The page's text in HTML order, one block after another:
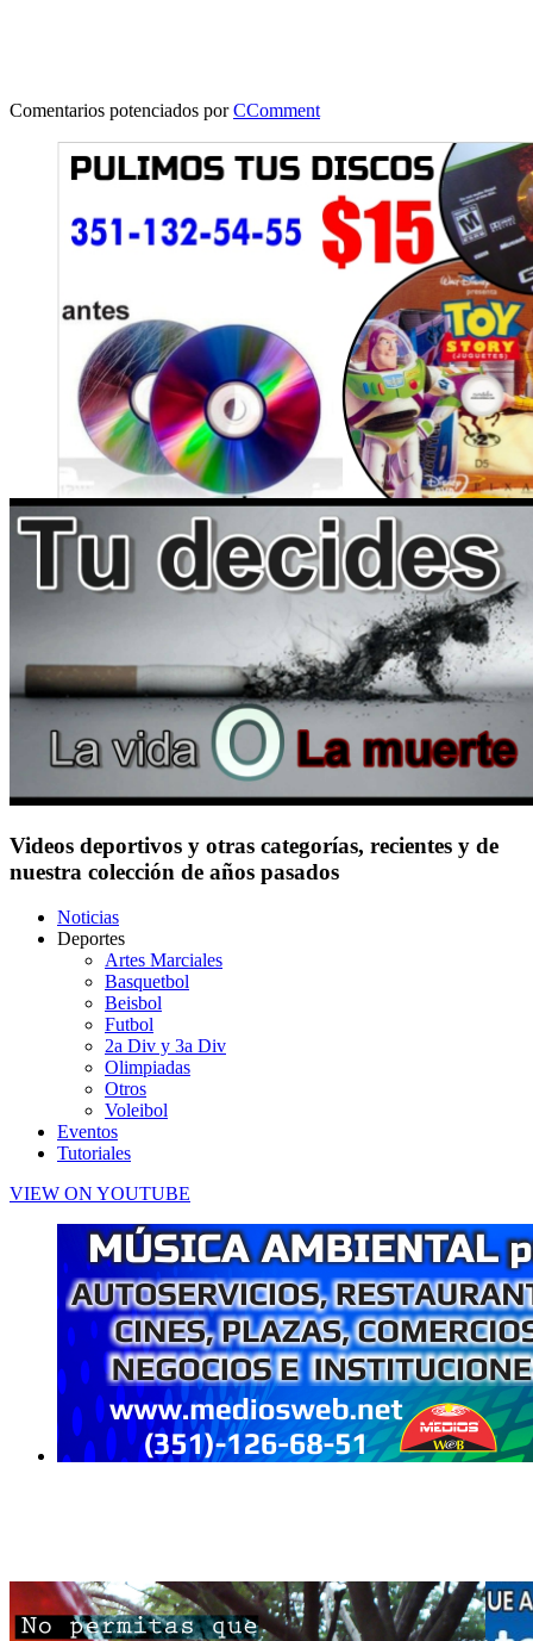
Comentarios potenciados porCComment
Videos deportivos y otras categorías, recientes y de
nuestra colección de años pasados
Noticias
Deportes
Artes Marciales
Basquetbol
Beisbol
Futbol
2a Div y 3a Div
Olimpiadas
Otros
Voleibol
Eventos
Tutoriales
VIEW ON YOUTUBE